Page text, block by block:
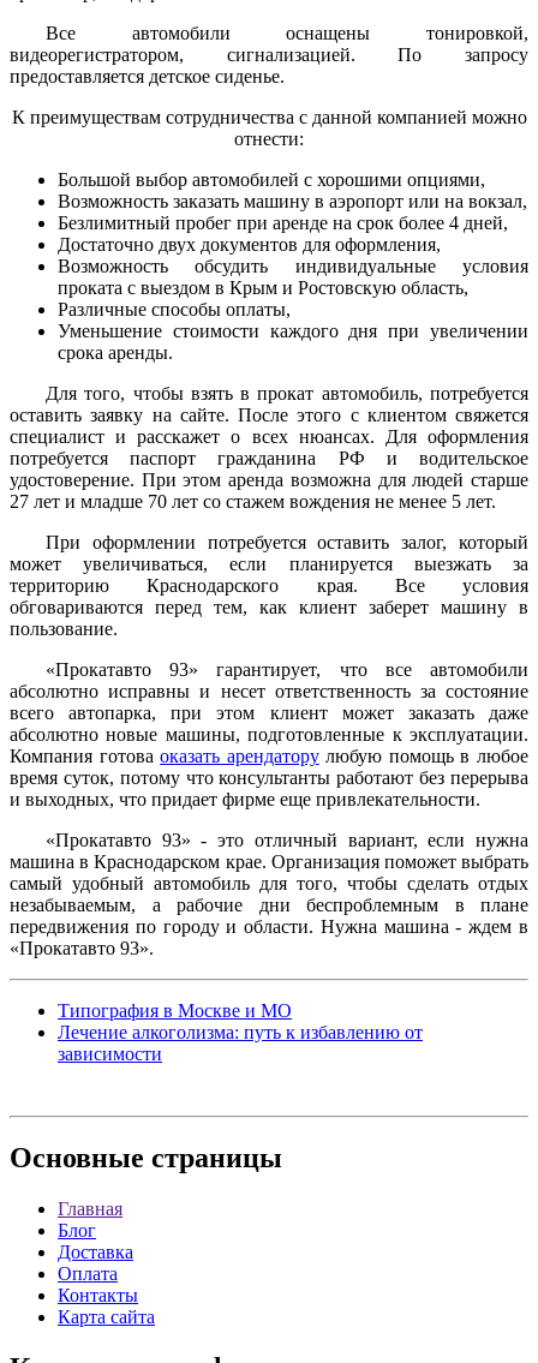
Все автомобили оснащены тонировкой,
видеорегистратором, сигнализацией. По запросу
предоставляется детское сиденье.
К преимуществам сотрудничества с данной компанией можно
отнести:
Большой выбор автомобилей с хорошими опциями,
Возможность заказать машину в аэропорт или на вокзал,
Безлимитный пробег при аренде на срок более 4 дней,
Достаточно двух документов для оформления,
Возможность обсудить индивидуальные условия
проката с выездом в Крым и Ростовскую область,
Различные способы оплаты,
Уменьшение стоимости каждого дня при увеличении
срока аренды.
Для того, чтобы взять в прокат автомобиль, потребуется
оставить заявку на сайте. После этого с клиентом свяжется
специалист и расскажет о всех нюансах. Для оформления
потребуется паспорт гражданина РФ и водительское
удостоверение. При этом аренда возможна для людей старше
27 лет и младше 70 лет со стажем вождения не менее 5 лет.
При оформлении потребуется оставить залог, который
может увеличиваться, если планируется выезжать за
территорию Краснодарского края. Все условия
обговариваются перед тем, как клиент заберет машину в
пользование.
«Прокатавто 93» гарантирует, что все автомобили
абсолютно исправны и несет ответственность за состояние
всего автопарка, при этом клиент может заказать даже
абсолютно новые машины, подготовленные к эксплуатации.
Компания готоваоказать арендаторулюбую помощь в любое
время суток, потому что консультанты работают без перерыва
и выходных, что придает фирме еще привлекательности.
«Прокатавто 93» - это отличный вариант, если нужна
машина в Краснодарском крае. Организация поможет выбрать
самый удобный автомобиль для того, чтобы сделать отдых
незабываемым, а рабочие дни беспроблемным в плане
передвижения по городу и области. Нужна машина - ждем в
«Прокатавто 93».
Типография в Москве и МО
Лечение алкоголизма: путь к избавлению от
зависимости
Основные страницы
Главная
Блог
Доставка
Оплата
Контакты
Карта сайта